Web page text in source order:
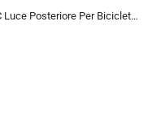
OLIGHT SEEMEE 30C Luce Posteriore Per Bicicletta LED 30 LUMEN Torcia Bici Rossa 5 Modalità Impermeabile IPX6 TYPE-C Fanale Po